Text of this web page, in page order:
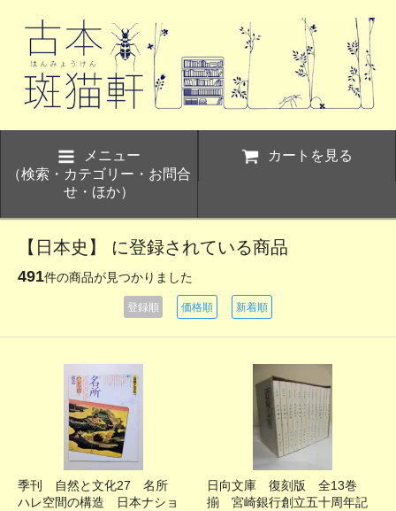
メニュー
（検索・カテゴリー・お問合
せ・ほか）
カートを見る
【日本史】 に登録されている商品
491件の商品が見つかりました
登録順 価格順 新着順
季刊 自然と文化27 名所
ハレ空間の構造 日本ナショ
日向文庫 復刻版 全13巻
揃 宮崎銀行創立五十周年記